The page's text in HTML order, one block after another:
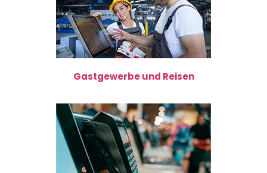
Gastgewerbe und Reisen